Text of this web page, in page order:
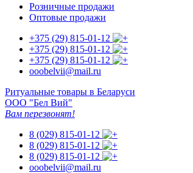
Розничные продажи
Оптовые продажи
+375 (29) 815-01-12
+375 (29) 815-01-12
+375 (29) 815-01-12
ooobelvii@mail.ru
Ритуальные товары в Беларуси
ООО "Бел Вий"
Вам перезвонят!
8 (029) 815-01-12
8 (029) 815-01-12
8 (029) 815-01-12
ooobelvii@mail.ru